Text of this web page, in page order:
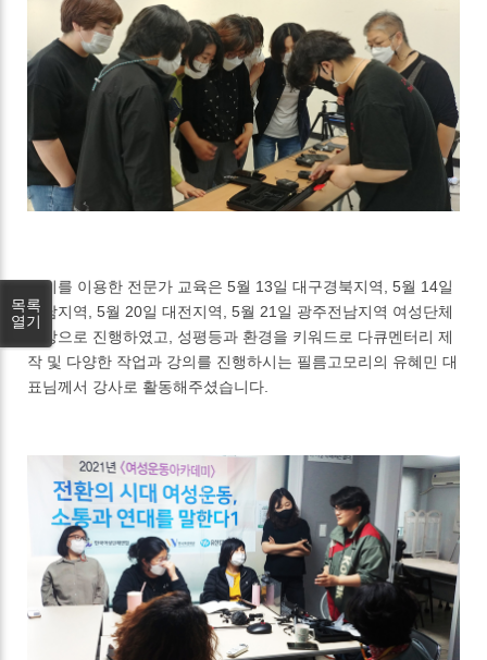
장비를 이용한 전문가 교육은 5월 13일 대구경북지역, 5월 14일
경남지역, 5월 20일 대전지역, 5월 21일 광주전남지역 여성단체
대상으로 진행하였고, 성평등과 환경을 키워드로 다큐멘터리 제
작 및 다양한 작업과 강의를 진행하시는 필름고모리의 유혜민 대
표님께서 강사로 활동해주셨습니다.
목록
열기